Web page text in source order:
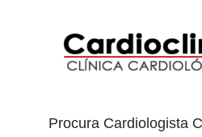
Procura Cardiologista